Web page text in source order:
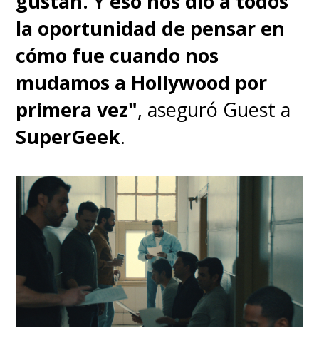
manda (a la gente que tiene que
hacer el trabajo sucio). Así que
verás lo que ocurre cuando no
se resuelve la desigualdad con la
que estamos luchando ahora. Si
como sociedad no somos
capaces de encontrar la manera
de apoyarnos unos a otros y
repartir la riqueza, ¿qué nos va a
pasar?", agregó, en clara
referencia a la relación
entre Weyland-Yutani
la oportunidad de pensar en
cómo fue cuando nos
mudamos a Hollywood por
primera vez", aseguró Guest a
SuperGeek.